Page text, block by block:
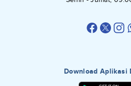
Download Aplikasi